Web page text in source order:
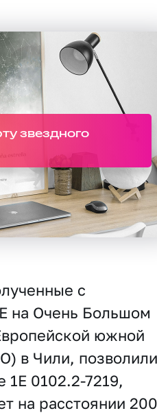
звездного
с
на Очень Большом
южной
в Чили, позволили
1E 0102.2-7219,
на расстоянии 200